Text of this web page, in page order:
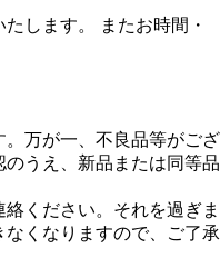
します。 またお時間・
万が一、不良品等がござ
うえ、新品または同等品
ください。それを過ぎま
くなりますので、ご了承